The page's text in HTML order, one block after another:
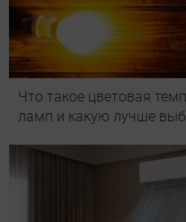
Что такое цветовая
ламп и какую лучше